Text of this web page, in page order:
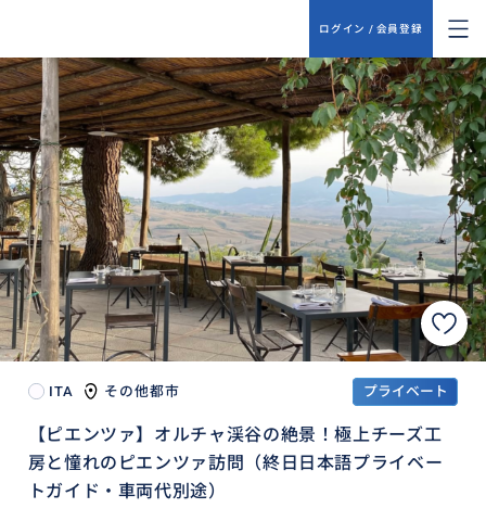
ログイン / 会員登録
ITA その他都市 プライベート
【ピエンツァ】オルチャ渓谷の絶景！極上チーズ工
房と憧れのピエンツァ訪問（終日日本語プライベー
トガイド・車両代別途）